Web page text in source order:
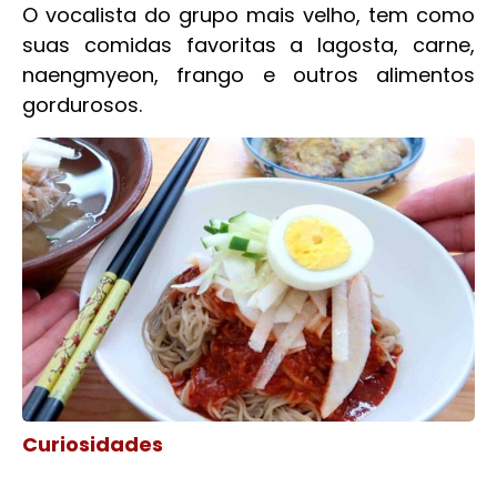
O vocalista do grupo mais velho, tem como
suas comidas favoritas a lagosta, carne,
naengmyeon, frango e outros alimentos
gordurosos.
Curiosidades